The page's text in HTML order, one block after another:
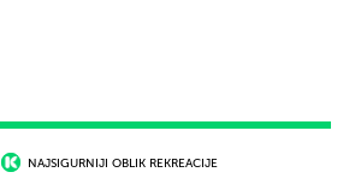
NAJSIGURNIJI OBLIK REKREACIJE